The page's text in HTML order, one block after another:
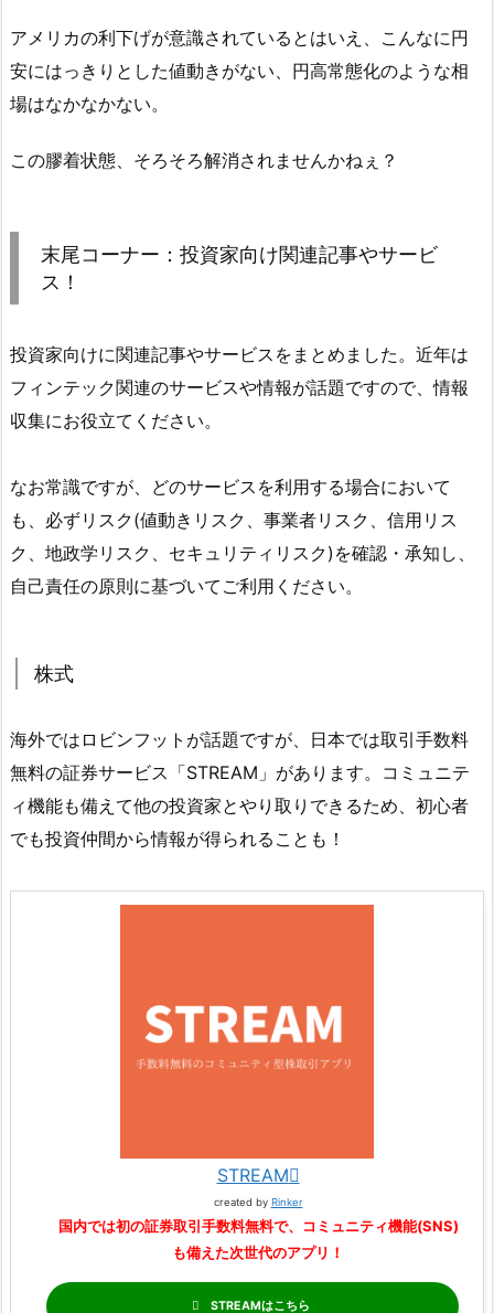
アメリカの利下げが意識されているとはいえ、こんなに円
安にはっきりとした値動きがない、円高常態化のような相
場はなかなかない。
この膠着状態、そろそろ解消されませんかねぇ？
末尾コーナー：投資家向け関連記事やサービ
ス！
投資家向けに関連記事やサービスをまとめました。近年は
フィンテック関連のサービスや情報が話題ですので、情報
収集にお役立てください。
なお常識ですが、どのサービスを利用する場合において
も、必ずリスク(値動きリスク、事業者リスク、信用リス
ク、地政学リスク、セキュリティリスク)を確認・承知し、
自己責任の原則に基づいてご利用ください。
株式
海外ではロビンフットが話題ですが、日本では取引手数料
無料の証券サービス「STREAM」があります。コミュニテ
ィ機能も備えて他の投資家とやり取りできるため、初心者
でも投資仲間から情報が得られることも！
STREAM
created by Rinker
国内では初の証券取引手数料無料で、コミュニティ機能(SNS)
も備えた次世代のアプリ！
STREAM